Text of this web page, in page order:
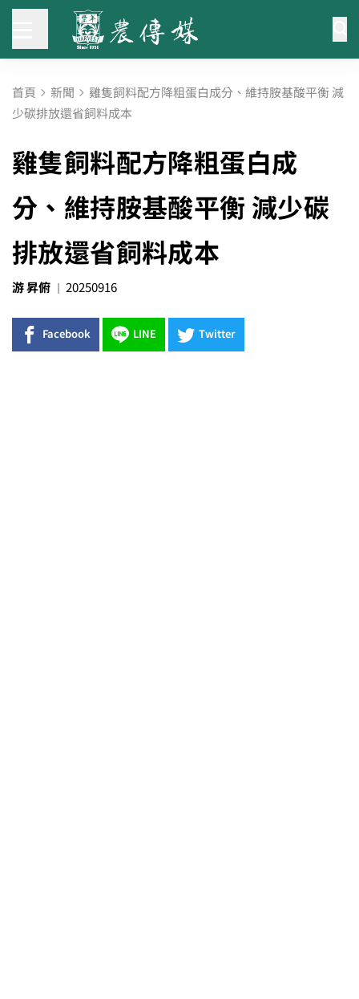
首頁 新聞 雞隻飼料配方降粗蛋白成分、維持胺基酸平衡 減
少碳排放還省飼料成本
雞隻飼料配方降粗蛋白成
分、維持胺基酸平衡 減少碳
排放還省飼料成本
游 昇俯 20250916
Facebook LINE Twitter